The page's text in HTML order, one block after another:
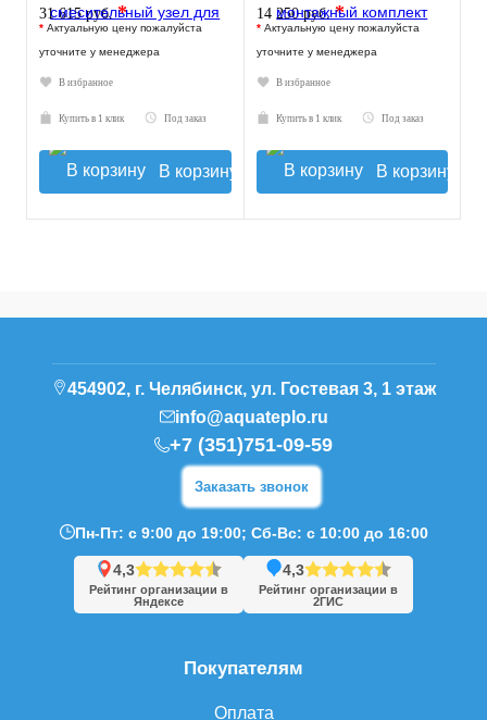
31 615 руб.*
* Актуальную цену пожалуйста
уточните у менеджера
В избранное
Купить в 1 клик Под заказ
В корзину
14 250 руб.*
* Актуальную цену пожалуйста
уточните у менеджера
В избранное
Купить в 1 клик Под заказ
В корзину
Покупателям
Оплата
454902, г. Челябинск, ул. Гостевая 3, 1 этаж
info@aquateplo.ru
+7 (351)751-09-59
Заказать звонок
Пн-Пт: с 9:00 до 19:00; Сб-Вс: с 10:00 до 16:00
4,3
Рейтинг организации в
Яндексе
4,3
Рейтинг организации в
2ГИС